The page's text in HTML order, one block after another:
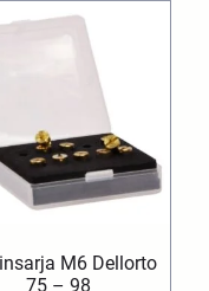
M6 Dellorto
75 – 98